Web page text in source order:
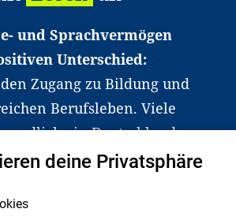
und Sprachvermögen
Unterschied:
Zugang zu Bildung und
Berufsleben. Viele
in Deutschland
Schwierigkeiten dabei.
an Erzieher*innen,
deine Privatsphäre